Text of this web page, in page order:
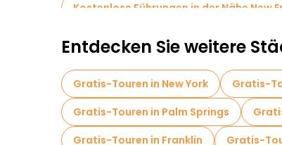
Kostenlose Führungen in der Nähe New
Entdecken Sie weitere
Gratis-Touren in New York Gratis-
Gratis-Touren in Palm Springs
Gratis-Touren in Franklin
Gratis-